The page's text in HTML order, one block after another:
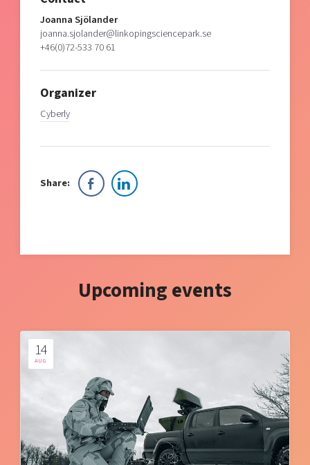
Joanna Sjölander
joanna.sjolander@linkopingsciencepark.se
+46(0)72-533 70 61
Organizer
Cyberly
Share:
Upcoming events
14
AUG